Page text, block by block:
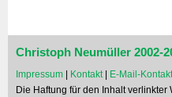
Christoph Neumüller 2002-
Impressum Kontakt| E-Mail-Kontakt
Die Haftung für den Inhalt